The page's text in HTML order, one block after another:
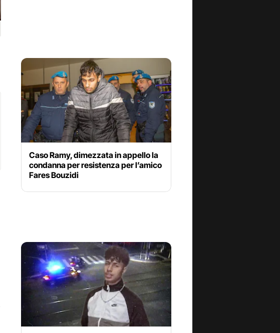
Caso Ramy, dimezzata in appello la
condanna per resistenza per l’amico
Fares Bouzidi